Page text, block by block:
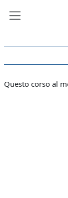
Questo corso al